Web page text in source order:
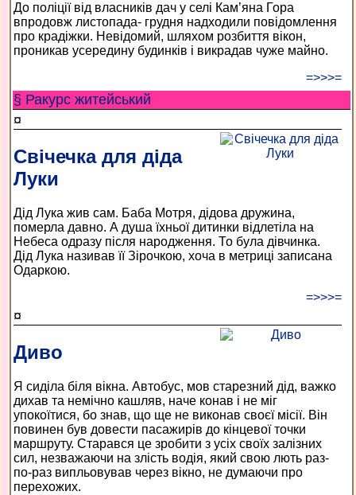
До поліції від власників дач у селі Кам’яна Гора
впродовж листопада- грудня надходили повідомлення
про крадіжки. Невідомий, шляхом розбиття вікон,
проникав усередину будинків і викрадав чуже майно.
=>>>=
§ Ракурс житейський
¤
Свічечка для діда
Луки
Дід Лука жив сам. Баба Мотря, дідова дружина,
померла давно. А душа їхньої дитинки відлетіла на
Небеса одразу після народження. То була дівчинка.
Дід Лука називав її Зірочкою, хоча в метриці записана
Одаркою.
=>>>=
¤
Диво
Я сиділа біля вікна. Автобус, мов старезний дід, важко
дихав та немічно кашляв, наче конав і не міг
упокоїтися, бо знав, що ще не виконав своєї місії. Він
повинен був довести пасажирів до кінцевої точки
маршруту. Старався це зробити з усіх своїх залізних
сил, незважаючи на злість водія, який свою лють раз-
по-раз випльовував через вікно, не думаючи про
перехожих.